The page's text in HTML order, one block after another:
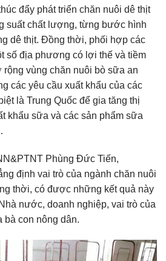
đẩy phát triển chăn nuôi dê thịt
suất chất lượng, từng bước hình
dê thịt. Đồng thời, phối hợp các
số địa phương có lợi thế và tiềm
rộng vùng chăn nuôi bò sữa an
các yêu cầu xuất khẩu của các
là Trung Quốc để gia tăng thị
khẩu sữa và các sản phẩm sữa
Phùng Đức Tiến,
định vai trò của ngành chăn nuôi
thời, có được những kết quả này
nước, doanh nghiệp, vai trò của
bà con nông dân.